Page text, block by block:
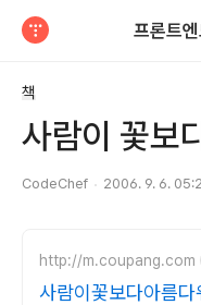
프론트
책
사람이 꽃보
CodeChef 2006. 9. 6.
http://m.coupang.com
사람이꽃보다아름